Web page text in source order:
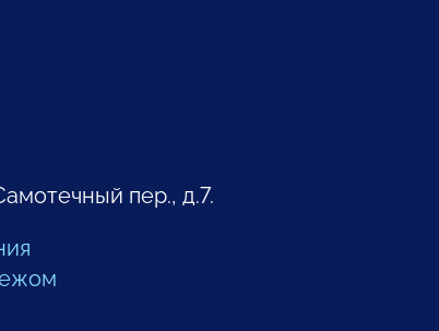
пер., д.7.